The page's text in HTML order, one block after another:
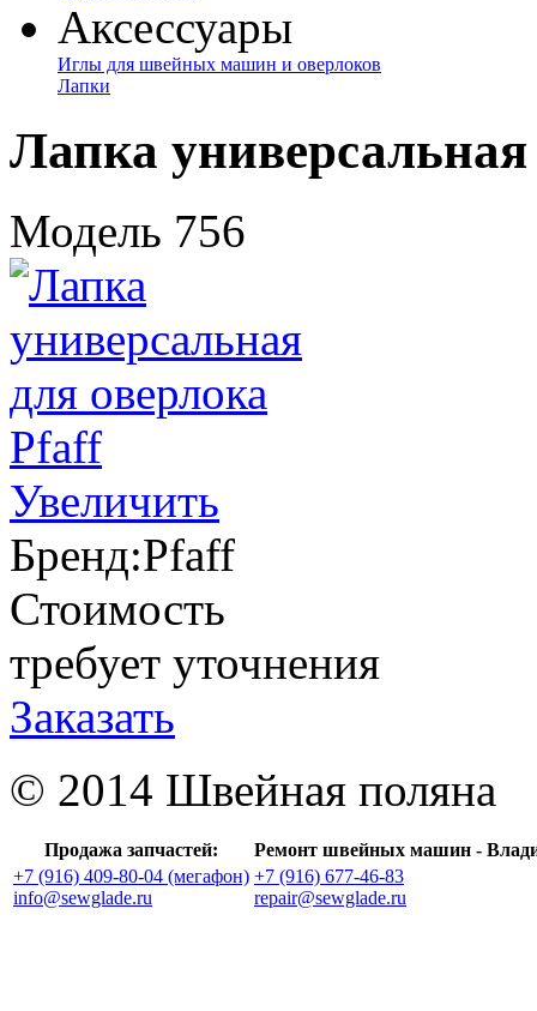
Аксессуары
Иглы для швейных машин и оверлоков
Лапки
Лапка
Модель 756
Увеличить
Бренд:Pfaff
Стоимость
требует уточнения
Заказать
© 2014 Швейная поляна
Продажа запчастей:
Ремонт швейных машин -
+7 (916) 409-80-04 (мегафон)
info@sewglade.ru
+7 (916) 677-46-83
repair@sewglade.ru